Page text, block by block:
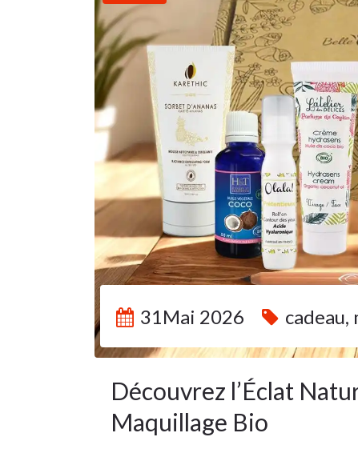
31Mai 2026 cadeau,
Découvrez l’Éclat
Maquillage Bio